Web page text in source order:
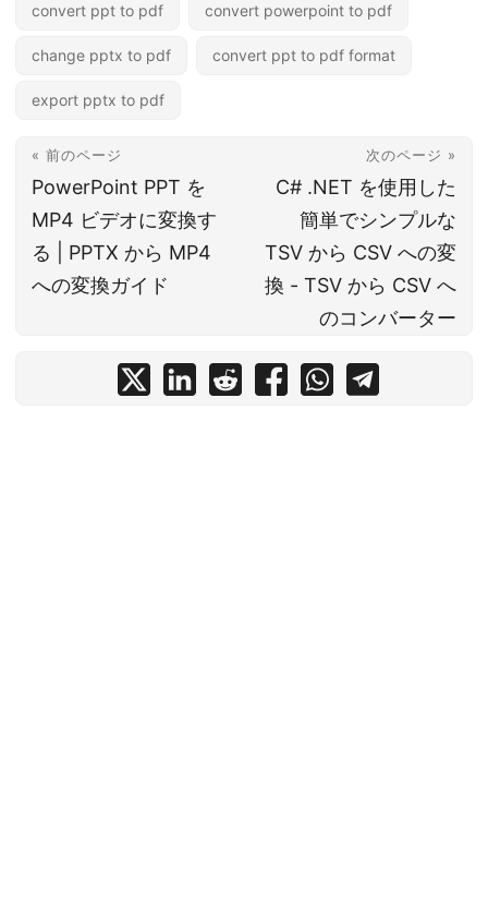
convert ppt to pdf convert powerpoint to pdf
change pptx to pdf convert ppt to pdf format
export pptx to pdf
« 前のページ
PowerPoint PPT を
MP4 ビデオに変換す
る | PPTX から MP4
への変換ガイド
次のページ »
C# .NET を使用した
簡単でシンプルな
TSV から CSV への変
換 - TSV から CSV へ
のコンバーター